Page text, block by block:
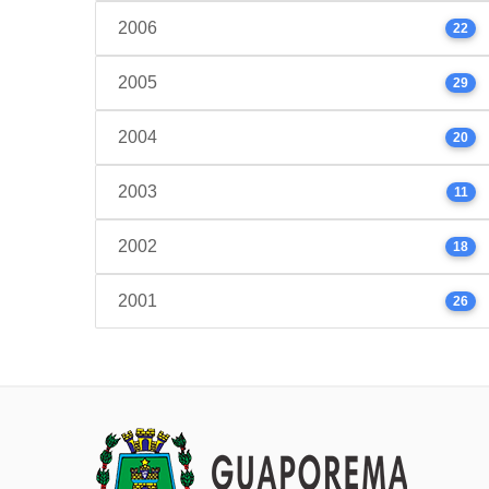
2006 22
2005 29
2004 20
2003 11
2002 18
2001 26